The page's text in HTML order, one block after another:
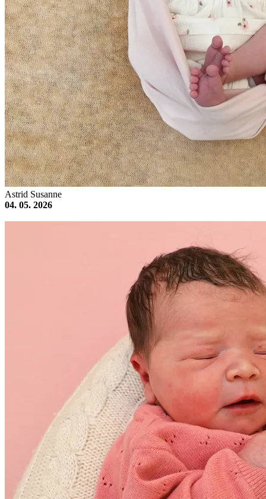
Astrid Susanne
04. 05. 2026